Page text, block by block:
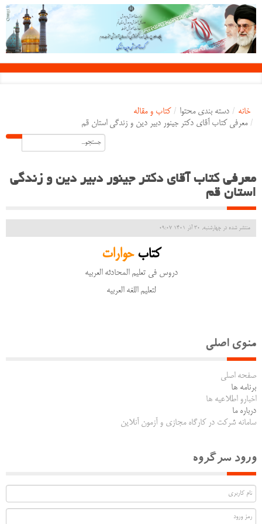
خانه / دسته بندی محتوا / کتاب و مقاله
/ معرفی کتاب آقای دکتر جینور دبیر دین و زندگی استان قم
معرفی کتاب آقای دکتر جینور دبیر دین و زندگی
استان قم
منتشر شده در چهارشنبه, 30 آذر 1401 09:07
کتابحوارات
دروس فی تعلیم المحادثه العربیه
لتعلیم اللغه العربیه
منوی اصلی
صفحه اصلی
برنامه ها
اخبارو اطلاعیه ها
درباره ما
سامانه شرکت در کارگاه مجازی و آزمون آنلاین
ورود سرگروه